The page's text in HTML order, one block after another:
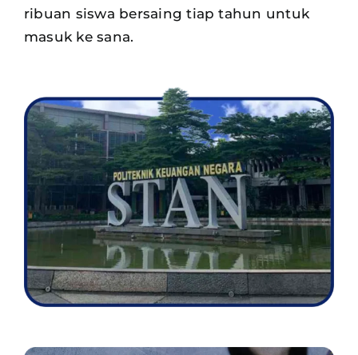
ribuan siswa bersaing tiap tahun untuk
masuk ke sana.